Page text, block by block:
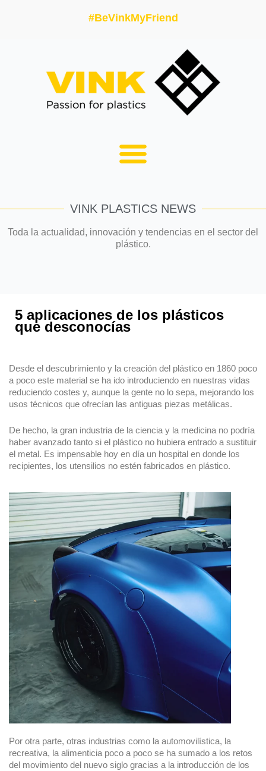
#BeVinkMyFriend
VINK PLASTICS NEWS
Toda la actualidad, innovación y tendencias en el sector del
plástico.
5 aplicaciones de los plásticos
que desconocías
Desde el descubrimiento y la creación del plástico en 1860 poco
a poco este material se ha ido introduciendo en nuestras vidas
reduciendo costes y, aunque la gente no lo sepa, mejorando los
usos técnicos que ofrecían las antiguas piezas metálicas.
De hecho, la gran industria de la ciencia y la medicina no podría
haber avanzado tanto si el plástico no hubiera entrado a sustituir
el metal. Es impensable hoy en día un hospital en donde los
recipientes, los utensilios no estén fabricados en plástico.
Por otra parte, otras industrias como la automovilística, la
recreativa, la alimenticia poco a poco se ha sumado a los retos
del movimiento del nuevo siglo gracias a la introducción de los